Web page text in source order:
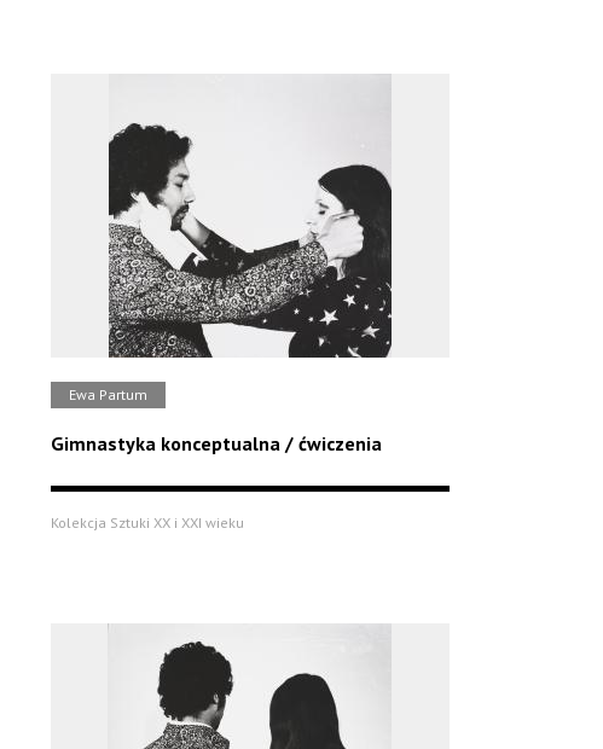
Ewa Partum
Gimnastyka konceptualna / ćwiczenia
Kolekcja Sztuki XX i XXI wieku